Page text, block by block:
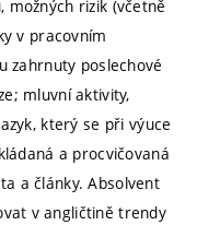
možných rizik (včetně
v pracovním
zahrnuty poslechové
mluvní aktivity,
který se při výuce
a procvičovaná
a články. Absolvent
v angličtině trendy